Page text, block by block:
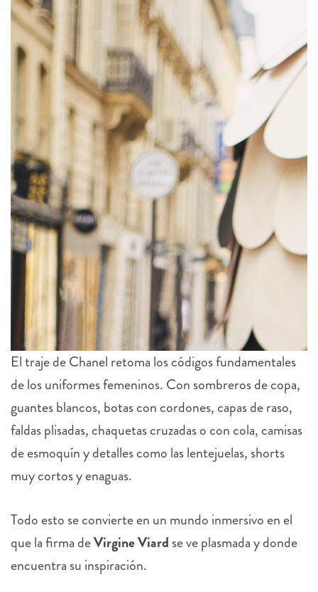
2 more
El traje de Chanel retoma los códigos fundamentales
de los uniformes femeninos. Con sombreros de copa,
guantes blancos, botas con cordones, capas de raso,
faldas plisadas, chaquetas cruzadas o con cola, camisas
de esmoquín y detalles como las lentejuelas, shorts
muy cortos y enaguas.
Todo esto se convierte en un mundo inmersivo en el
que la firma deVirgine Viard se ve plasmada y donde
encuentra su inspiración.